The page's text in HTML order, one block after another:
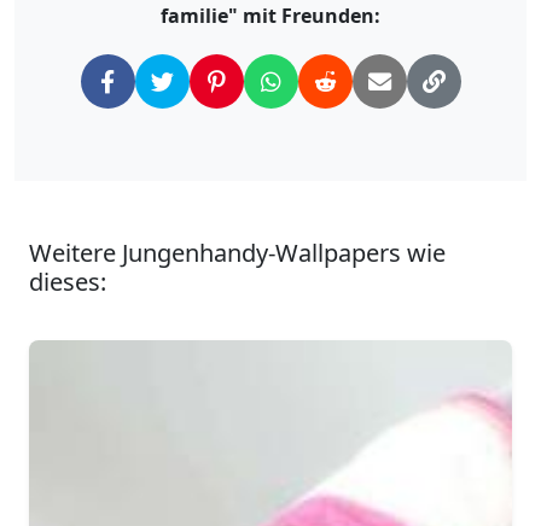
familie" mit Freunden:
Weitere Jungenhandy-Wallpapers wie
dieses: